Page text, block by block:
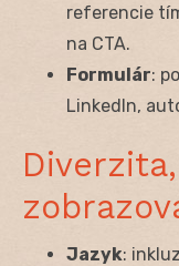
referencie
na CTA.
Formulár:
LinkedIn,
Jazyk: